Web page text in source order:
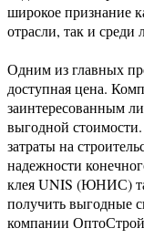
широкое признание
отрасли, так и среди
Одним из главных
доступная цена.
заинтересованным
выгодной
затраты на
надежности
клея UNIS (ЮНИС)
получить выгодные
компании